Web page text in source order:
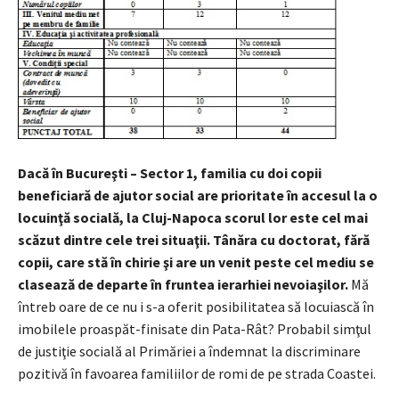
Dacă în Bucureşti – Sector 1, familia cu doi copii
beneficiară de ajutor social are prioritate în accesul la o
locuinţă socială, la Cluj-Napoca scorul lor este cel mai
scăzut dintre cele trei situaţii. Tânăra cu doctorat, fără
copii, care stă în chirie şi are un venit peste cel mediu se
clasează de departe în fruntea ierarhiei nevoiaşilor. Mă
întreb oare de ce nu i s-a oferit posibilitatea să locuiască în
imobilele proaspăt-finisate din Pata-Rât? Probabil simţul
de justiţie socială al Primăriei a îndemnat la discriminare
pozitivă în favoarea familiilor de romi de pe strada Coastei.